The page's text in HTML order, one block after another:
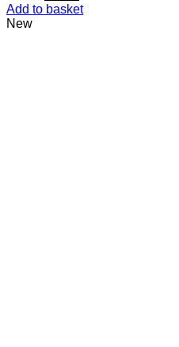
price price
Add to basket
New